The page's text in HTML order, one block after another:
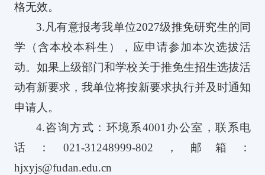
格无效。
3.凡有意报考我单位2027级推免研究生的同
学（含本校本科生），应申请参加本次选拔活
动。如果上级部门和学校关于推免生招生选拔活
动有新要求，我单位将按新要求执行并及时通知
申请人。
4.咨询方式：环境系4001办公室，联系电
话： 021-31248999-802 ，邮箱：
hjxyjs@fudan.edu.cn